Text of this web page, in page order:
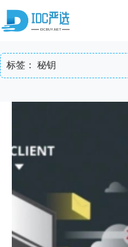
内
标签： 秘钥